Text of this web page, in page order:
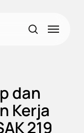
search
Menu
dan
Kerja
219